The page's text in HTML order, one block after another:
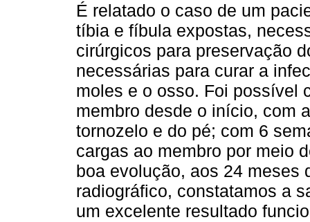
É relatado o caso de um
tíbia e fíbula expostas,
cirúrgicos para preservação
necessárias para curar a
moles e o osso. Foi possível
membro desde o início, com
tornozelo e do pé; com 6
cargas ao membro por meio
boa evolução, aos 24 meses
radiográfico, constatamos a
um excelente resultado